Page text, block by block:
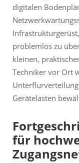
digitalen
problemlos zu
kleinen,
Techniker vor Ort
Gerätelasten
für